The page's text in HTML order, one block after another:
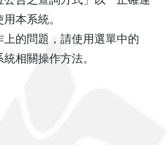
本系統。
的問題，請使用選單中的
相關操作方法。